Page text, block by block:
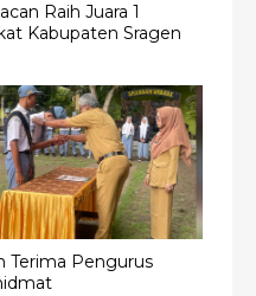
Raih Juara 1
Kabupaten Sragen
Terima Pengurus